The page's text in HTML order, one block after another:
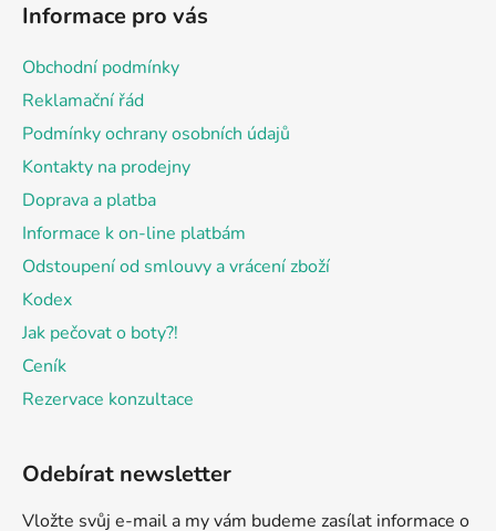
Informace pro vás
Obchodní podmínky
Reklamační řád
Podmínky ochrany osobních údajů
Kontakty na prodejny
Doprava a platba
Informace k on-line platbám
Odstoupení od smlouvy a vrácení zboží
Kodex
Jak pečovat o boty?!
Ceník
Rezervace konzultace
Odebírat newsletter
Vložte svůj e-mail a my vám budeme zasílat informace o